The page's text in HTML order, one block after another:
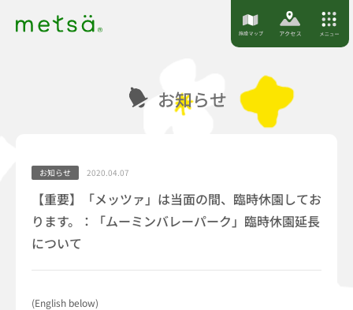
お知らせ
お知らせ 2020.04.07
【重要】「メッツァ」は当面の間、臨時休園してお
ります。：「ムーミンバレーパーク」臨時休園延長
について
(English below)